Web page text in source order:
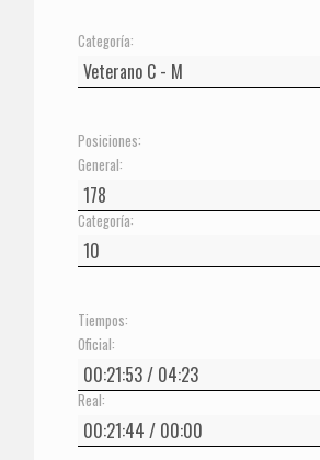
Categoría:
Posiciones:
General:
Categoría:
Tiempos:
Oficial:
Real: